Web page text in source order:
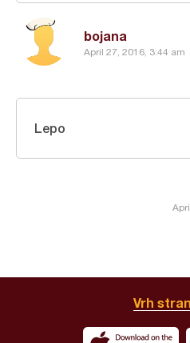
bojana
April 27, 2016, 3:44 am
Lepo
Vrh